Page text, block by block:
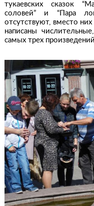
тукаевских сказок
соловей” и “Пара
отсутствуют, вместо
написаны
самых трех